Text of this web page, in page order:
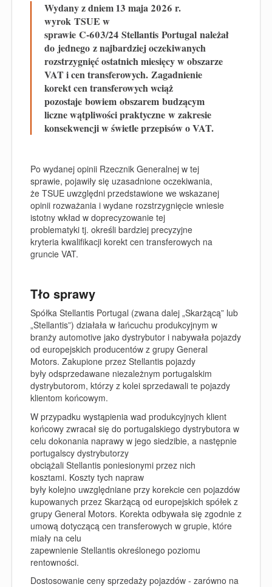
Wydany z dniem 13 maja 2026 r.
wyrok TSUE w
sprawie C‑603/24 Stellantis Portugal należał
do jednego z najbardziej oczekiwanych
rozstrzygnięć ostatnich miesięcy w obszarze
VAT i cen transferowych. Zagadnienie
korekt cen transferowych wciąż
pozostaje bowiem obszarem budzącym
liczne wątpliwości praktyczne w zakresie
konsekwencji w świetle przepisów o VAT.
Po wydanej opinii Rzecznik Generalnej w tej
sprawie, pojawiły się uzasadnione oczekiwania,
że TSUE uwzględni przedstawione we wskazanej
opinii rozważania i wydane rozstrzygnięcie wniesie
istotny wkład w doprecyzowanie tej
problematyki tj. określi bardziej precyzyjne
kryteria kwalifikacji korekt cen transferowych na
gruncie VAT.
Tło sprawy
Spółka Stellantis Portugal (zwana dalej „Skarżącą” lub
„Stellantis”) działała w łańcuchu produkcyjnym w
branży automotive jako dystrybutor i nabywała pojazdy
od europejskich producentów z grupy General
Motors. Zakupione przez Stellantis pojazdy
były odsprzedawane niezależnym portugalskim
dystrybutorom, którzy z kolei sprzedawali te pojazdy
klientom końcowym.
W przypadku wystąpienia wad produkcyjnych klient
końcowy zwracał się do portugalskiego dystrybutora w
celu dokonania naprawy w jego siedzibie, a następnie
portugalscy dystrybutorzy
obciążali Stellantis poniesionymi przez nich
kosztami. Koszty tych napraw
były kolejno uwzględniane przy korekcie cen pojazdów
kupowanych przez Skarżącą od europejskich spółek z
grupy General Motors. Korekta odbywała się zgodnie z
umową dotyczącą cen transferowych w grupie, które
miały na celu
zapewnienie Stellantis określonego poziomu
rentowności.
Dostosowanie ceny sprzedaży pojazdów - zarówno na